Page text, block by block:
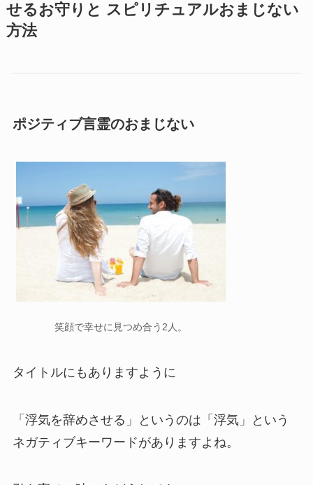
せるお守りと スピリチュアルおまじない
方法
ポジティブ言霊のおまじない
笑顔で幸せに見つめ合う2人。
タイトルにもありますように
「浮気を辞めさせる」というのは「浮気」という
ネガティブキーワードがありますよね。